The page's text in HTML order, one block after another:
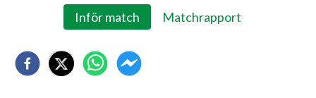
Inför match Matchrapport